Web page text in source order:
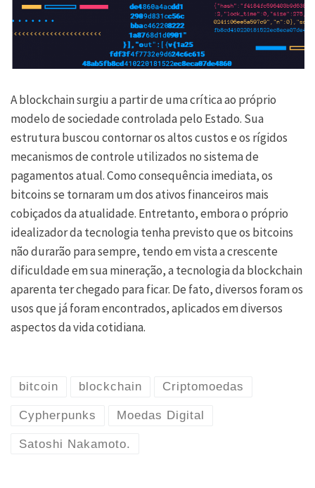
A blockchain surgiu a partir de uma crítica ao próprio
modelo de sociedade controlada pelo Estado. Sua
estrutura buscou contornar os altos custos e os rígidos
mecanismos de controle utilizados no sistema de
pagamentos atual. Como consequência imediata, os
bitcoins se tornaram um dos ativos financeiros mais
cobiçados da atualidade. Entretanto, embora o próprio
idealizador da tecnologia tenha previsto que os bitcoins
não durarão para sempre, tendo em vista a crescente
dificuldade em sua mineração, a tecnologia da blockchain
aparenta ter chegado para ficar. De fato, diversos foram os
usos que já foram encontrados, aplicados em diversos
aspectos da vida cotidiana.
bitcoin blockchain Criptomoedas
Cypherpunks Moedas Digital
Satoshi Nakamoto.